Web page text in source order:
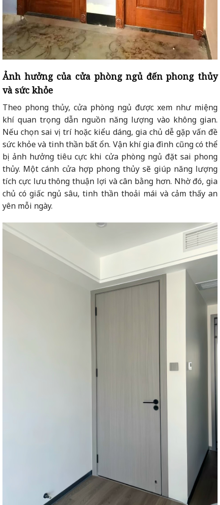
Ảnh hưởng của cửa phòng ngủ đến phong thủy
và sức khỏe
Theo phong thủy, cửa phòng ngủ được xem như miệng
khí quan trọng dẫn nguồn năng lượng vào không gian.
Nếu chọn sai vị trí hoặc kiểu dáng, gia chủ dễ gặp vấn đề
sức khỏe và tinh thần bất ổn. Vận khí gia đình cũng có thể
bị ảnh hưởng tiêu cực khi cửa phòng ngủ đặt sai phong
thủy. Một cánh cửa hợp phong thủy sẽ giúp năng lượng
tích cực lưu thông thuận lợi và cân bằng hơn. Nhờ đó, gia
chủ có giấc ngủ sâu, tinh thần thoải mái và cảm thấy an
yên mỗi ngày.